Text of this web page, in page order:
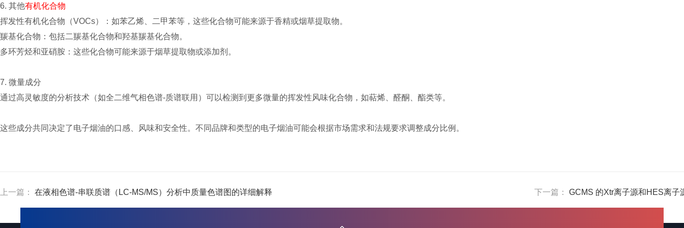
6. 其他有机化合物
挥发性有机化合物（VOCs）：如苯乙烯、二甲苯等，这些化合物可能来源于香精或烟草提取物。
羰基化合物：包括二羰基化合物和羟基羰基化合物。
多环芳烃和亚硝胺：这些化合物可能来源于烟草提取物或添加剂。
7. 微量成分
通过高灵敏度的分析技术（如全二维气相色谱-质谱联用）可以检测到更多微量的挥发性风味化合物，如萜烯、醛酮、酯类等。
这些成分共同决定了电子烟油的口感、风味和安全性。不同品牌和类型的电子烟油可能会根据市场需求和法规要求调整成分比例。
上一篇： 在液相色谱-串联质谱（LC-MS/MS）分析中质量色谱图的详细解释 下一篇： GCMS 的Xtr离子源和HES离子